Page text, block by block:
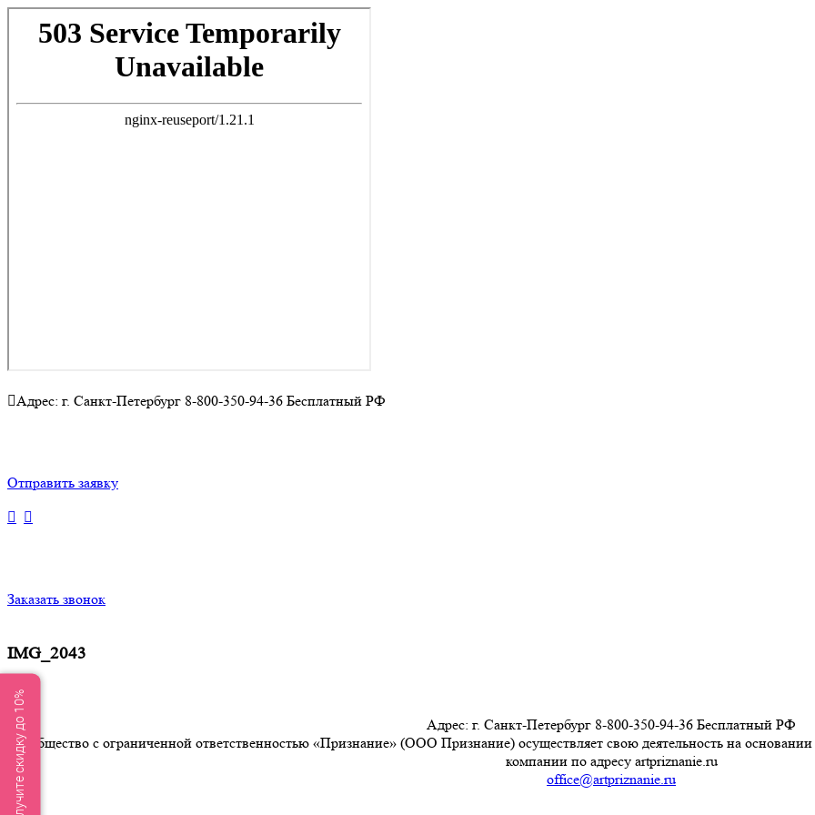
Адрес: г. Санкт-Петербург 8-800-350-94-36 Бесплатный РФ
Отправить заявку
Заказать звонок
IMG_2043
Адрес: г. Санкт-Петербург 8-800-350-94-36 Бесплатный РФ
Общество с ограниченной ответственностью «Признание» (ООО Признание) осуществляет свою деятельность на
компании по адресу artpriznanie.ru
office@artpriznanie.ru
Получите скидку до 10%